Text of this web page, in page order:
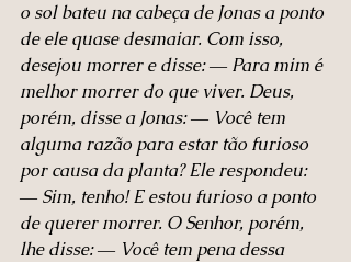
o sol bateu na cabeça de Jonas a ponto
de ele quase desmaiar. Com isso,
desejou morrer e disse: ― Para mim é
melhor morrer do que viver. Deus,
porém, disse a Jonas: ― Você tem
alguma razão para estar tão furioso
por causa da planta? Ele respondeu:
― Sim, tenho! E estou furioso a ponto
de querer morrer. O Senhor, porém,
lhe disse: ― Você tem pena dessa